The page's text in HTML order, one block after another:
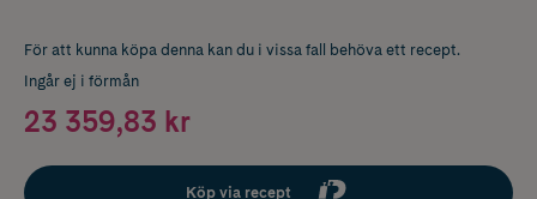
För att kunna köpa denna kan du i vissa fall behöva ett recept.
Ingår ej i förmån
23 359,83 kr
Köp via recept